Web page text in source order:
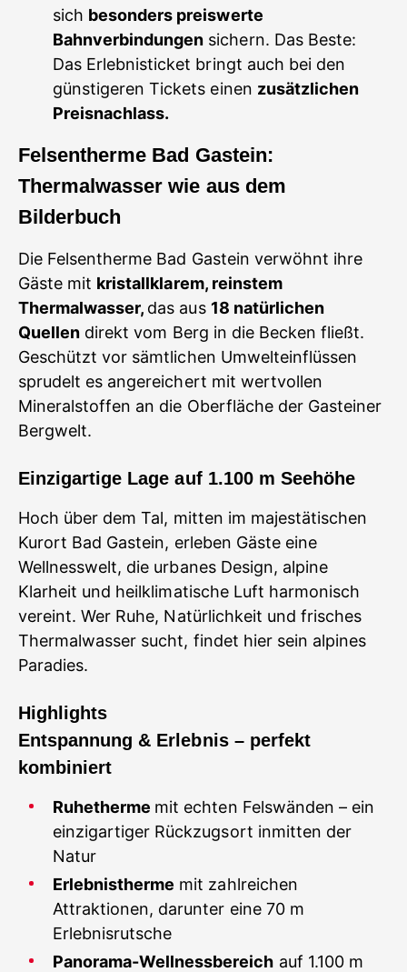
sich besonders preiswerte
Bahnverbindungen sichern. Das Beste:
Das Erlebnisticket bringt auch bei den
günstigeren Tickets einen zusätzlichen
Preisnachlass.
Felsentherme Bad Gastein:
Thermalwasser wie aus dem
Bilderbuch
Die Felsentherme Bad Gastein verwöhnt ihre
Gäste mit kristallklarem, reinstem
Thermalwasser, das aus 18 natürlichen
Quellen direkt vom Berg in die Becken fließt.
Geschützt vor sämtlichen Umwelteinflüssen
sprudelt es angereichert mit wertvollen
Mineralstoffen an die Oberfläche der Gasteiner
Bergwelt.
Einzigartige Lage auf 1.100 m Seehöhe
Hoch über dem Tal, mitten im majestätischen
Kurort Bad Gastein, erleben Gäste eine
Wellnesswelt, die urbanes Design, alpine
Klarheit und heilklimatische Luft harmonisch
vereint. Wer Ruhe, Natürlichkeit und frisches
Thermalwasser sucht, findet hier sein alpines
Paradies.
Highlights
Entspannung & Erlebnis – perfekt
kombiniert
Ruhetherme mit echten Felswänden – ein
einzigartiger Rückzugsort inmitten der
Natur
Erlebnistherme mit zahlreichen
Attraktionen, darunter eine 70 m
Erlebnisrutsche
Panorama-Wellnessbereich auf 1.100 m